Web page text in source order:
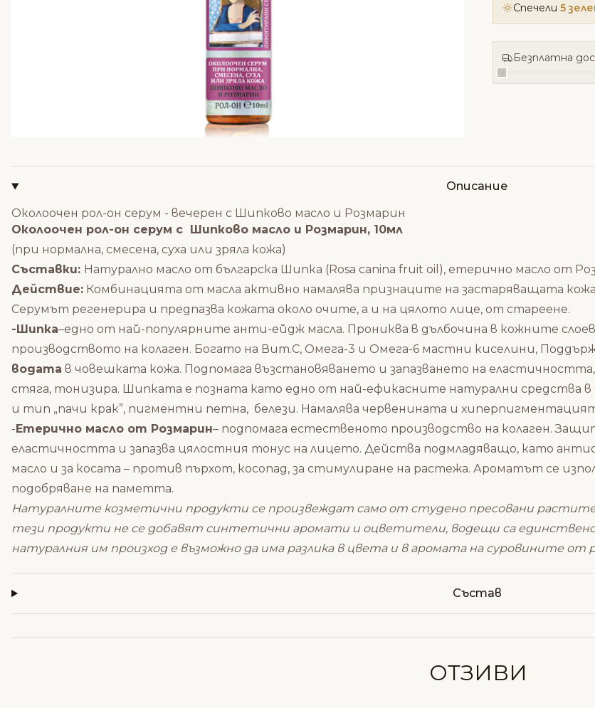
Спечели 5
Безплатна
Описание
Околоочен рол-он серум - вечерен с Шипково масло и Розмарин
Околоочен рол-он серум с Шипково масло и Розмарин, 10мл
(при нормална, смесена, суха или зряла кожа)
Съставки: Натурално масло от българска Шипка (Rosa canina fruit oil), етерично масло от
Действие: Комбинацията от масла активно намалява признаците на застаряващата
Серумът регенерира и предпазва кожата около очите, а и на цялото лице, от стареене.
-Шипка–едно от най-популярните анти-ейдж масла. Прониква в дълбочина в кожните
производството на колаген. Богато на Вит.С, Омега-3 и Омега-6 мастни киселини,
водата в човешката кожа. Подпомага възстановяването и запазването на
стяга, тонизира. Шипката е позната като едно от най-ефикасните натурални средства
и тип „пачи крак”, пигментни петна, белези. Намалява червенината и
-Етерично масло от Розмарин– подпомага естественото производство на колаген.
еластичността и запазва цялостния тонус на лицето. Действа подмладяващо, като
масло и за косата – против пърхот, косопад, за стимулиране на растежа. Ароматът се
подобряване на паметта.
Натуралните козметични продукти се произвеждат само от студено пресовани
тези продукти не се добавят синтетични аромати и оцветители, водещи са
натуралния им произход е възможно да има разлика в цвета и в аромата на суровините от
Състав
ОТЗИВИ